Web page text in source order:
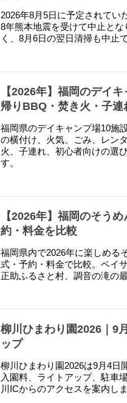
2026年8月5日に予定されてい
8年熊本地震を受けて中止と
く、8月6日の翌日清掃も中止で
【2026年】福岡のデイ
帰りBBQ・焚き火・子連
福岡県のデイキャンプ場10施
の横付け、火気、ごみ、レン
火、子連れ、初心者向けの選
す。
【2026年】福岡のそう
約・料金を比較
福岡県内で2026年に楽しめる
式・予約・料金で比較。ベイ
正助ふるさと村、調音の滝の
柳川ひまわり園2026｜9
ップ
柳川ひまわり園2026は9月4日
入園料、ライトアップ、駐車
川ICからのアクセスを案内しま